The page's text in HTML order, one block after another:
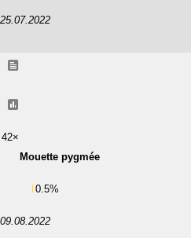
25.07.2022
42×
Mouette pygmée
0.5%
09.08.2022